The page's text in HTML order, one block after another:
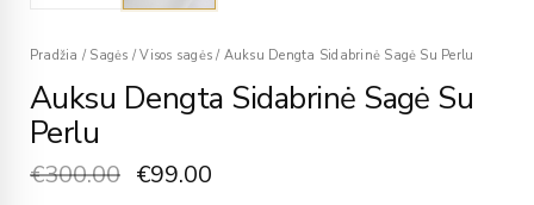
Pradžia / Sagės / Visos sagės /Auksu Dengta Sidabrinė Sagė Su Perlu
Auksu Dengta Sidabrinė Sagė Su
Perlu
€300.00 €99.00